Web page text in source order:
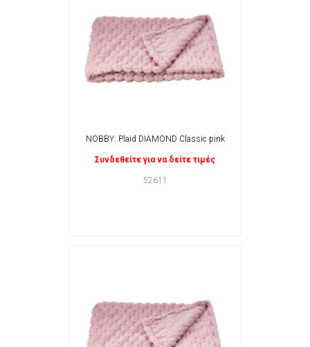
NOBBY: Plaid DIAMOND Classic pink
Συνδεθείτε για να δείτε τιμές
52611